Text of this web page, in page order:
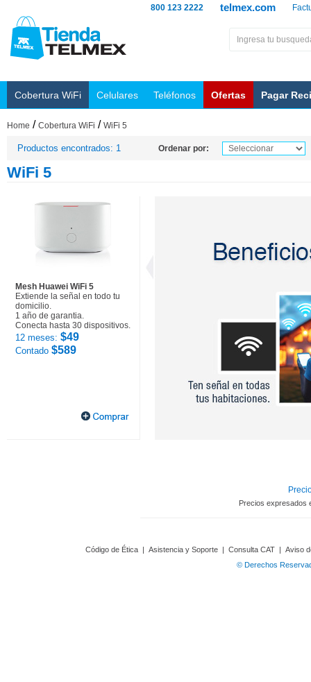
telmex.com
800 123 2222
Cobertura WiFi Celulares Teléfonos Ofertas Pagar
Home / Cobertura WiFi / WiFi 5
Productos encontrados: 1 Ordenar por:
WiFi 5
Mesh Huawei WiFi 5
Extiende la señal en todo tu
domicilio.
1 año de garantia.
Conecta hasta 30 dispositivos.
12 meses: $49
Contado $589
Precios expresados
Código de Ética | Asistencia y Soporte | Consulta CAT | Aviso
© Derechos